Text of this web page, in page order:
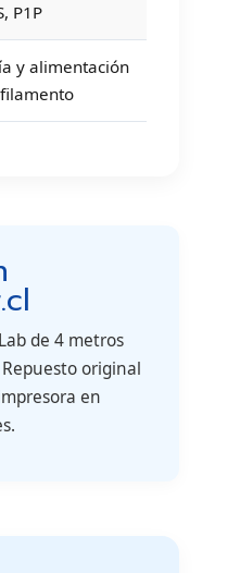
P1P
y alimentación
de 4 metros
original
en